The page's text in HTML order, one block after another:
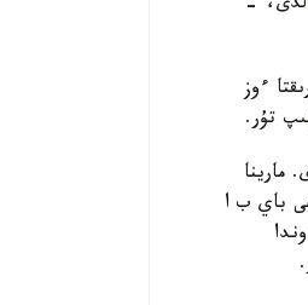
-
ءوز
تۇر.
باي ب ا